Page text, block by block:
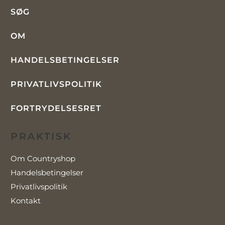
SØG
OM
HANDELSBETINGELSER
PRIVATLIVSPOLITIK
FORTRYDELSESRET
PRAKTISK
Om Countryshop
Handelsbetingelser
Privatlivspolitik
Kontakt